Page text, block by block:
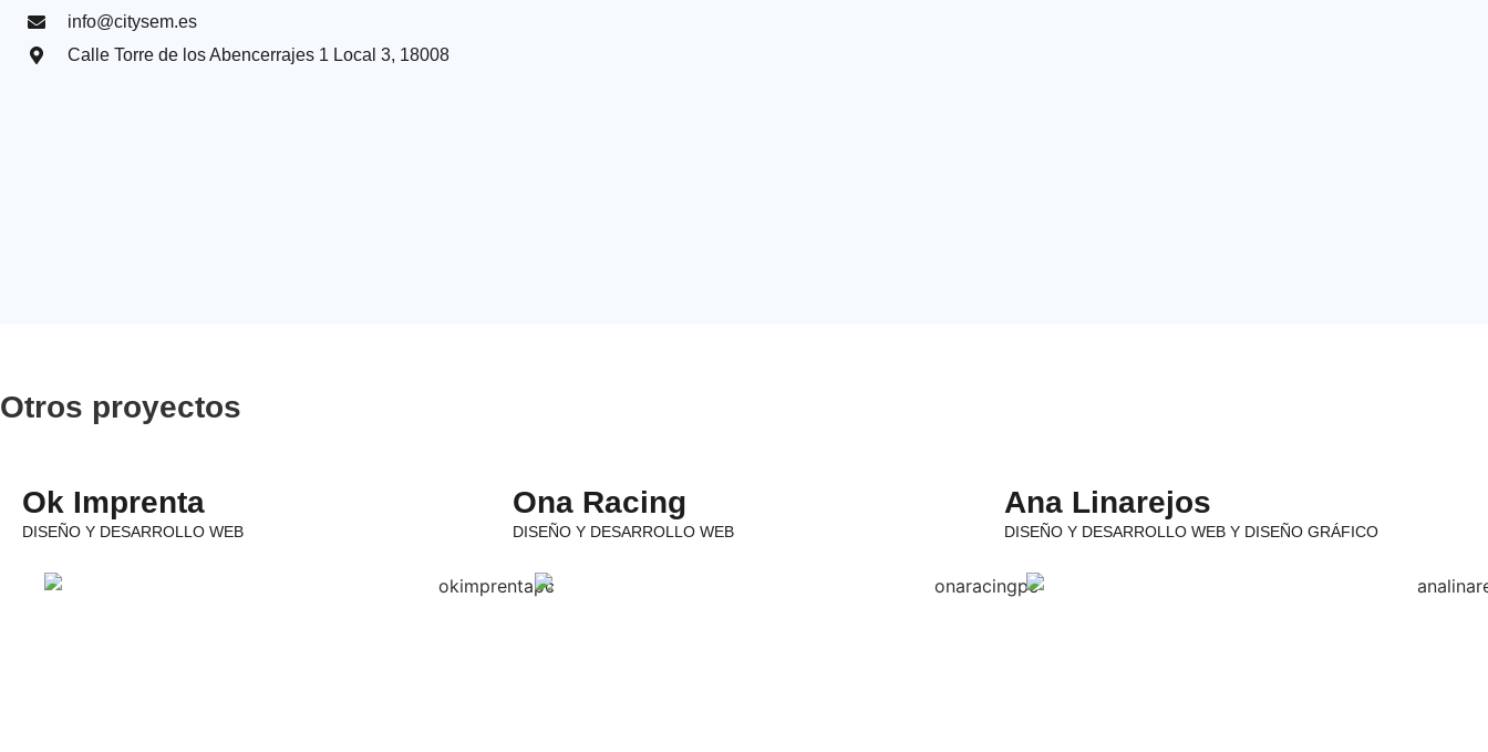
info@citysem.es
Calle Torre de los Abencerrajes 1 Local 3, 18008​
Otros proyectos
Ok Imprenta
DISEÑO Y DESARROLLO WEB
Ona Racing
DISEÑO Y DESARROLLO WEB
Ana Linarejos
DISEÑO Y DESARROLLO WEB Y DISEÑO GRÁFICO